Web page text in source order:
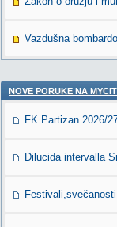
Vazdušna
NOVE PORUKE NA
FK Partizan 2026/
Dilucida intervalla